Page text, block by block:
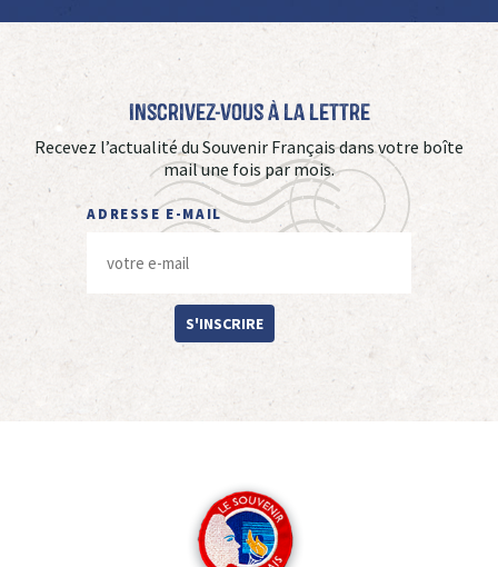
Inscrivez-vous à La Lettre
Recevez l’actualité du Souvenir Français dans votre boîte
mail une fois par mois.
ADRESSE E-MAIL
S'INSCRIRE